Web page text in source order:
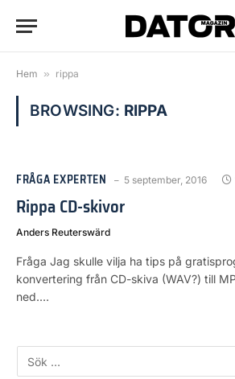
Hem » rippa
BROWSING: RIPPA
FRÅGA EXPERTEN 5 september, 2016
Rippa CD-skivor
Anders Reuterswärd
Fråga Jag skulle vilja ha tips på
konvertering från CD-skiva (WAV?) till
ned.…